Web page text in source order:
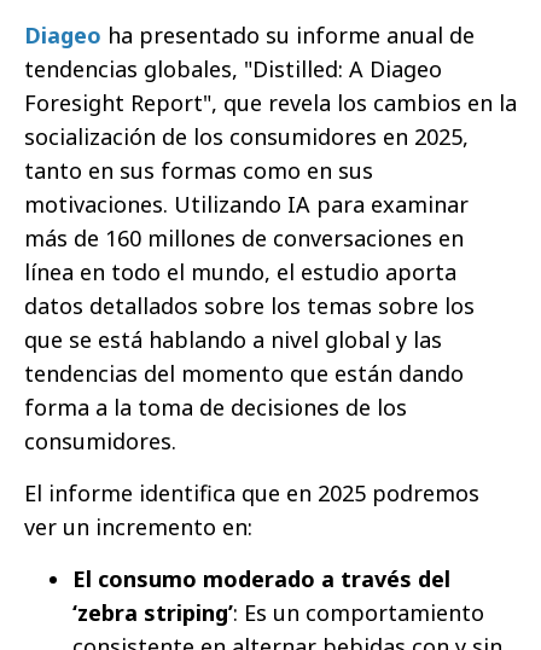
Diageo ha presentado su informe anual de
tendencias globales, "Distilled: A Diageo
Foresight Report", que revela los cambios en la
socialización de los consumidores en 2025,
tanto en sus formas como en sus
motivaciones. Utilizando IA para examinar
más de 160 millones de conversaciones en
línea en todo el mundo, el estudio aporta
datos detallados sobre los temas sobre los
que se está hablando a nivel global y las
tendencias del momento que están dando
forma a la toma de decisiones de los
consumidores.
El informe identifica que en 2025 podremos
ver un incremento en:
El consumo moderado a través del
‘zebra striping’: Es un comportamiento